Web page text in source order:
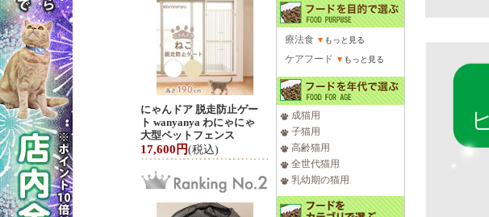
にゃんドア 脱走防止ゲー
ト wanyanya わにゃにゃ
大型ペットフェンス
17,600円(税込)
療法食 ▼ もっと見る
ケアフード ▼ もっと見る
成猫用
子猫用
高齢猫用
全世代猫用
乳幼期の猫用